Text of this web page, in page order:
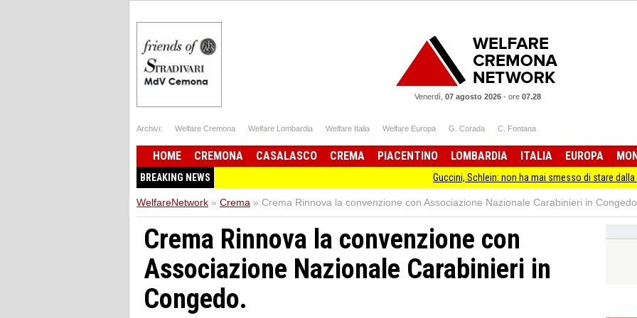
Venerdì, 07 agosto 2026 - ore 07.28
Archivi: Welfare Cremona Welfare Lombardia Welfare Italia Welfare Europa G. Corada C. Fontana
HOME CREMONA CASALASCO CREMA PIACENTINO LOMBARDIA ITALIA EUROPA
BREAKING NEWS Guccini, Schlein: non ha mai smesso di stare dalla parte degli ultimi
WelfareNetwork » Crema » Crema Rinnova la convenzione con Associazione Nazionale Carabinieri in Congedo.
Crema Rinnova la convenzione con
Associazione Nazionale Carabinieri in
Congedo.